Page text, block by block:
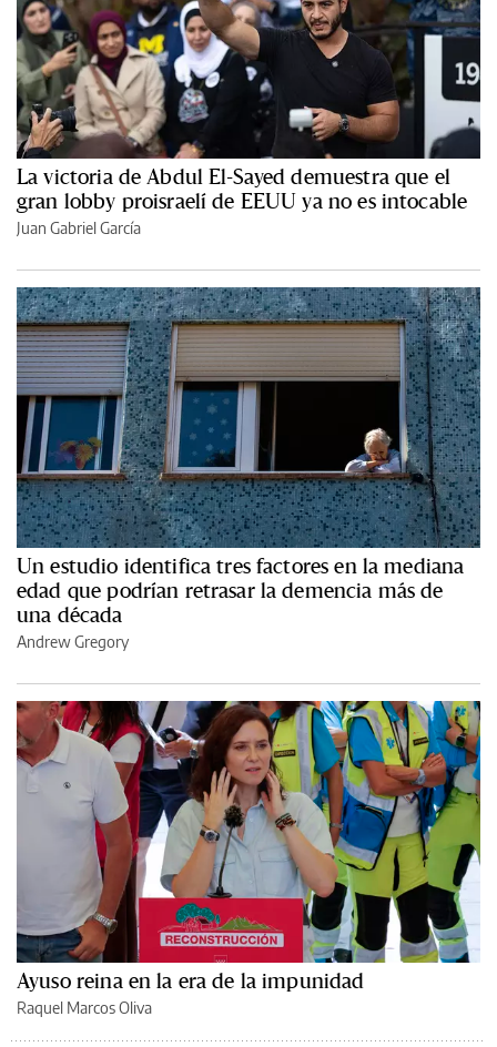
La victoria de Abdul El-Sayed demuestra que el
gran lobby proisraelí de EEUU ya no es intocable
Juan Gabriel García
Un estudio identifica tres factores en la mediana
edad que podrían retrasar la demencia más de
una década
Andrew Gregory
Ayuso reina en la era de la impunidad
Raquel Marcos Oliva